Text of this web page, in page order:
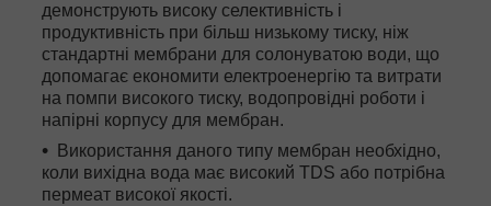
демонструють високу селективність і
продуктивність при більш низькому тиску, ніж
стандартні мембрани для солонуватою води, що
допомагає економити електроенергію та витрати
на помпи високого тиску, водопровідні роботи і
напірні корпусу для мембран.
Використання даного типу мембран необхідно,
коли вихідна вода має високий TDS або потрібна
пермеат високої якості.